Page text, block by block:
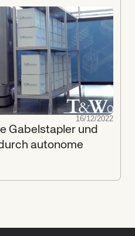
16/12/2022
Gabelstapler und
autonome